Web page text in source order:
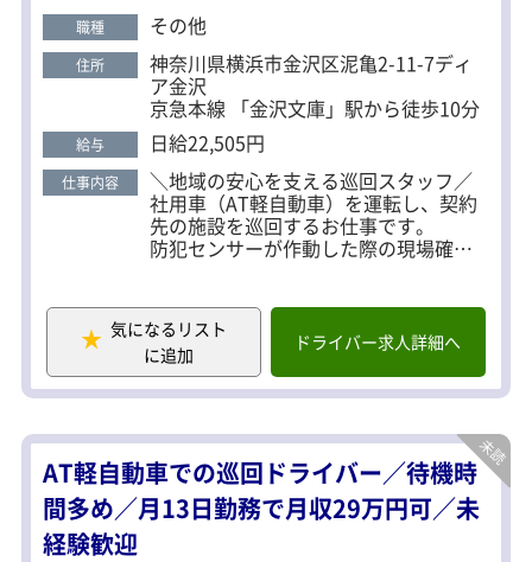
支障のない範囲で、スマホを利用OK メリハリをつ
けながら働けます。 ■こんな方にピッタリ！ ・車の
運転が好きな方 ・一人でコツコツ働くことが好きな
方 ・機械や工具に興味がある方 ・安定した環境で長
く働きたい方 ・資格を取得して収入アップを目指し
たい方
職種 その他
住所 神奈川県横浜市金沢区泥亀2-11-7ディ
ア金沢
京急本線 「金沢文庫」駅から徒歩10分
給与 日給22,505円
仕事内容 ＼地域の安心を支える巡回スタッフ／
社用車（AT軽自動車）を運転し、契約
先の施設を巡回するお仕事です。
防犯センサーが作動した際の現場確認
配送業務のように荷物を運ぶことはな
く、人を乗せることもありません。
運転と簡単な確認作業が中心なので、
経験にかかわらず活躍できます。
具体的には……
・契約施設の定期巡回
・防犯機器の異常確認
・コインパーキングのトラブル対応
・高齢者住宅の安否確認
気になるリスト
に追加
ドライバー求人詳細へ
AT軽自動車での巡回ドライバー／待機時
間多め／月13日勤務で月収29万円可／未
経験歓迎